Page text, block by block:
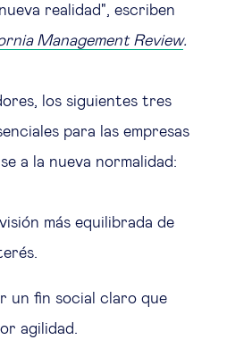
realidad", escriben
Management Review.
los siguientes tres
para las empresas
a la nueva normalidad:
más equilibrada de
un fin social claro que
agilidad.